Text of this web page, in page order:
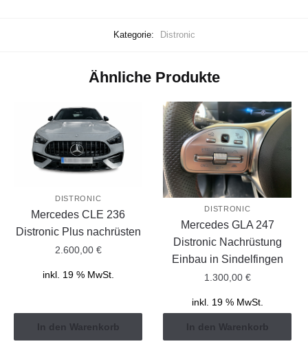
Kategorie: Distronic
Ähnliche Produkte
DISTRONIC
Mercedes CLE 236
Distronic Plus nachrüsten
2.600,00 €
inkl. 19 % MwSt.
In den Warenkorb
DISTRONIC
Mercedes GLA 247
Distronic Nachrüstung
Einbau in Sindelfingen
1.300,00 €
inkl. 19 % MwSt.
In den Warenkorb